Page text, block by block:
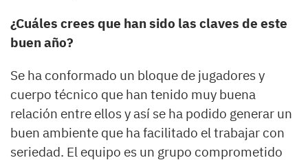
¿Cuáles crees que han sido las claves de este
buen año?
Se ha conformado un bloque de jugadores y
cuerpo técnico que han tenido muy buena
relación entre ellos y así se ha podido generar un
buen ambiente que ha facilitado el trabajar con
seriedad. El equipo es un grupo comprometido